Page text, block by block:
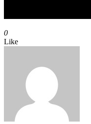
0
Like